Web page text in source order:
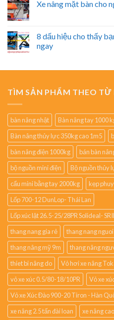
Xe nâng mặt bàn cho
8 dấu hiệu cho thấy
ngay
TÌM SẢN PHẨM THEO TỪ
bàn nâng nhật
Bàn nâng tay 1000
Bàn nâng thủy lực 350kg cao 1m5
bàn nâng điện 1000kg
bán bàn
bộ nguồn mini điện
Bộ nguồn thủy
cẩu mini bằng tay 2000kg
kẹp
Lốp 700-12 DunLop- Thái Lan
Lốp xúc lật 26.5-25/28PR Solideal-
thang nang gia rẻ
thang nang
thang nâng mỹ 9m
thang nâng
thiet bi nâng do
Vỏ hơi xe nâng
vỏ xe xúc 0.5/80-18/10PR
Vỏ xe
Vỏ xe Xúc Đào 900-20 Tiron - Hàn
xe nâng 2.5 tấn đài loan
xe nâng